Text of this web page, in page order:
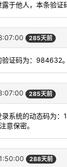
于他人，本条验证
285天前
验证码为：984632。
285天前
录系统的动态码为
意保密。
288天前